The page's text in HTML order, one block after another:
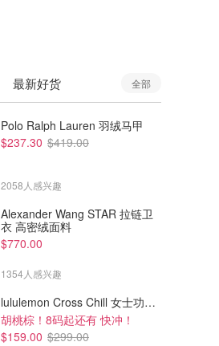
最新好货 全部
Polo Ralph Lauren 羽绒马甲
$237.30 $419.00
2058人感兴趣
Alexander Wang STAR 拉链卫
衣 高密绒面料
$770.00
1354人感兴趣
lululemon Cross Chill 女士功能夹克
胡桃棕！8码起还有 快冲！
$159.00 $299.00